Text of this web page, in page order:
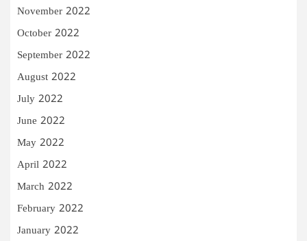
November 2022
October 2022
September 2022
August 2022
July 2022
June 2022
May 2022
April 2022
March 2022
February 2022
January 2022